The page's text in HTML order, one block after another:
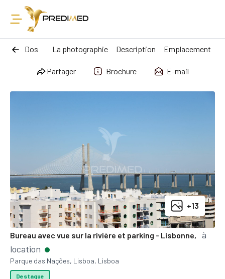
Dos La photographie Description Emplacement
Partager Brochure E-mail
+13
Bureau avec vue sur la rivière et parking - Lisbonne,
à
location
Parque das Nações, Lisboa, Lisboa
Destaque